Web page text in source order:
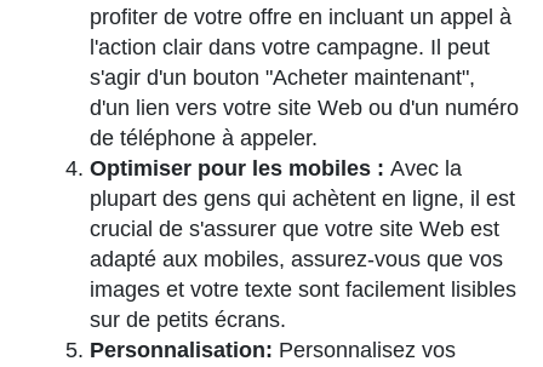
profiter de votre offre en incluant un appel à
l'action clair dans votre campagne. Il peut
s'agir d'un bouton "Acheter maintenant",
d'un lien vers votre site Web ou d'un numéro
de téléphone à appeler.
Optimiser pour les mobiles : Avec la
plupart des gens qui achètent en ligne, il est
crucial de s'assurer que votre site Web est
adapté aux mobiles, assurez-vous que vos
images et votre texte sont facilement lisibles
sur de petits écrans.
Personnalisation: Personnalisez vos